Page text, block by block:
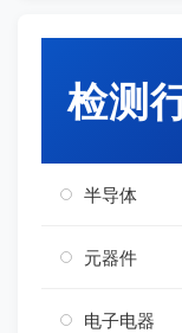
检测
半导体
元器件
电子电器